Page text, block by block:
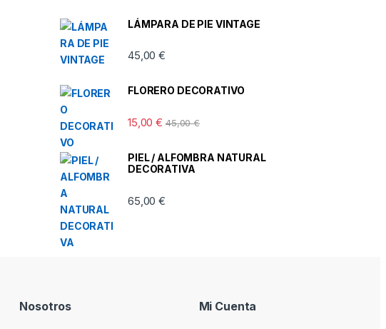
LÁMPARA DE PIE VINTAGE
45,00€
FLORERO DECORATIVO
15,00€ 45,00€
PIEL / ALFOMBRA NATURAL
DECORATIVA
65,00€
Nosotros Mi Cuenta